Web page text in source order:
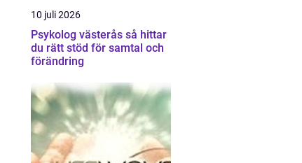
10 juli 2026
Psykolog västerås så hittar
du rätt stöd för samtal och
förändring